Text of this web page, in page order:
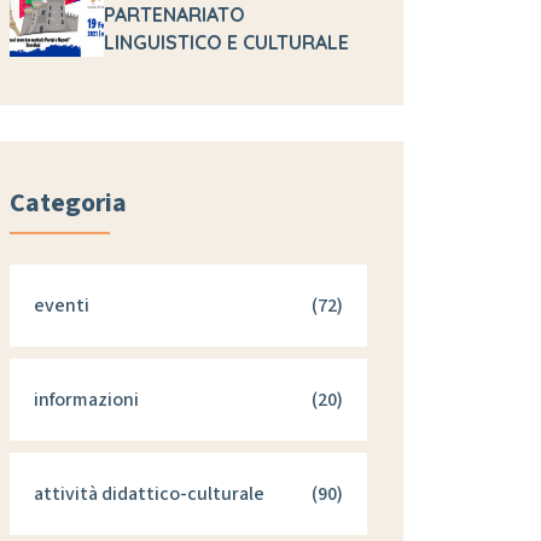
PARTENARIATO
LINGUISTICO E CULTURALE
Categoria
eventi (72)
informazioni (20)
attività didattico-culturale (90)